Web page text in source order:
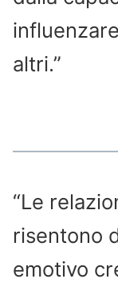
altri.”
“Le
risentono
emotivo